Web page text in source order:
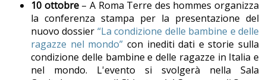
10 ottobre– A Roma Terre des hommes organizza
la conferenza stampa per la presentazione del
nuovo dossier “La condizione delle bambine e delle
ragazze nel mondo” con inediti dati e storie sulla
condizione delle bambine e delle ragazze in Italia e
nel mondo. L'evento si svolgerà nella Sala